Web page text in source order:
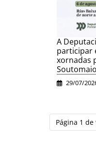
A
participar
xornadas
29/07/
Página 1 de